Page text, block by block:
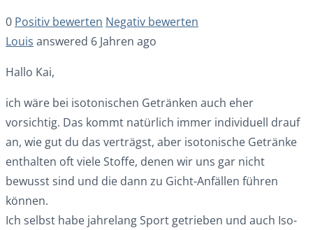
0 Positiv bewerten Negativ bewerten
Louis answered 6 Jahren ago
Hallo Kai,
ich wäre bei isotonischen Getränken auch eher
vorsichtig. Das kommt natürlich immer individuell drauf
an, wie gut du das verträgst, aber isotonische Getränke
enthalten oft viele Stoffe, denen wir uns gar nicht
bewusst sind und die dann zu Gicht-Anfällen führen
können.
Ich selbst habe jahrelang Sport getrieben und auch Iso-